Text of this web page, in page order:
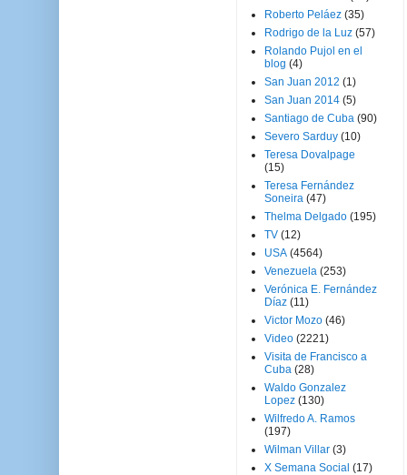
Roberto Peláez (35)
Rodrigo de la Luz (57)
Rolando Pujol en el
blog (4)
San Juan 2012 (1)
San Juan 2014 (5)
Santiago de Cuba (90)
Severo Sarduy (10)
Teresa Dovalpage
(15)
Teresa Fernández
Soneira (47)
Thelma Delgado (195)
TV (12)
USA (4564)
Venezuela (253)
Verónica E. Fernández
Díaz (11)
Victor Mozo (46)
Video (2221)
Visita de Francisco a
Cuba (28)
Waldo Gonzalez
Lopez (130)
Wilfredo A. Ramos
(197)
Wilman Villar (3)
X Semana Social (17)